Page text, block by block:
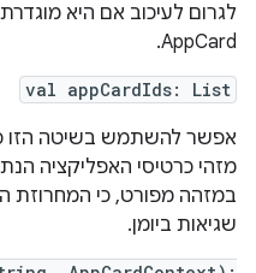
לגרום לעיכוב אם היא
AppCard.
val appCardIds: List
אפשר להשתמש בשיטה הזו
מזהי כרטיסי האפליקציה
במזהה מפורט, כי המחרוזת
שגיאות ביומן.